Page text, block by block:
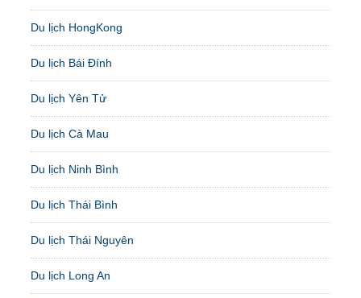
Du lịch HongKong
Du lịch Bái Đính
Du lịch Yên Tử
Du lịch Cà Mau
Du lịch Ninh Bình
Du lịch Thái Bình
Du lịch Thái Nguyên
Du lịch Long An